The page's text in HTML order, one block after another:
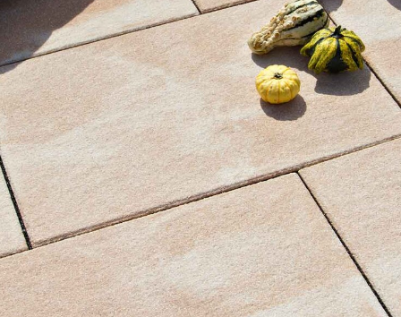
FAYAL
TERRASSENPLATTEN
Ausdrucksstarke, fein
gestrahlte Naturstein-
Oberfläche